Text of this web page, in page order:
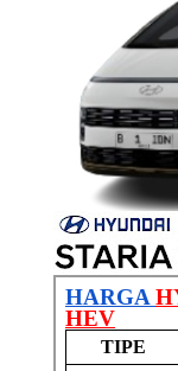
Previous